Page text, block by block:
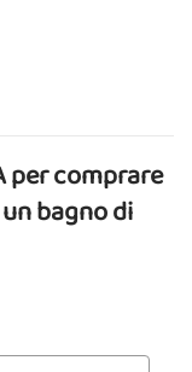
per comprare
bagno di